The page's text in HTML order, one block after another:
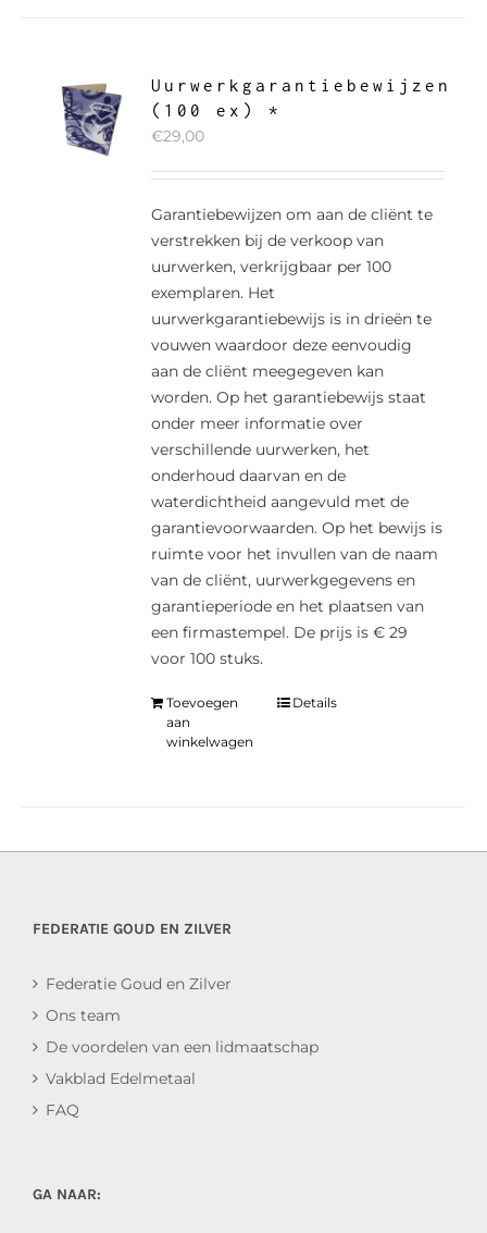
Uurwerkgarantiebewijzen
(100 ex) *
€29,00
Garantiebewijzen om aan de cliënt te
verstrekken bij de verkoop van
uurwerken, verkrijgbaar per 100
exemplaren. Het
uurwerkgarantiebewijs is in drieën te
vouwen waardoor deze eenvoudig
aan de cliënt meegegeven kan
worden. Op het garantiebewijs staat
onder meer informatie over
verschillende uurwerken, het
onderhoud daarvan en de
waterdichtheid aangevuld met de
garantievoorwaarden. Op het bewijs is
ruimte voor het invullen van de naam
van de cliënt, uurwerkgegevens en
garantieperiode en het plaatsen van
een firmastempel. De prijs is € 29
voor 100 stuks.
Toevoegen
aan
winkelwagen
Details
FEDERATIE GOUD EN ZILVER
Federatie Goud en Zilver
Ons team
De voordelen van een lidmaatschap
Vakblad Edelmetaal
FAQ
GA NAAR: